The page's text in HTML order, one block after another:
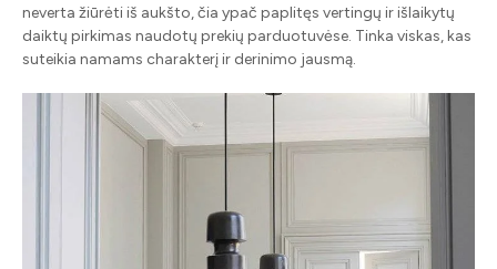
neverta žiūrėti iš aukšto, čia ypač paplitęs vertingų ir išlaikytų
daiktų pirkimas naudotų prekių parduotuvėse. Tinka viskas, kas
suteikia namams charakterį ir derinimo jausmą.